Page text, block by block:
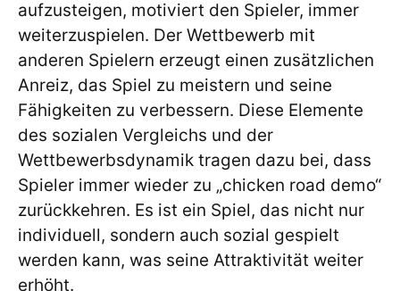
aufzusteigen, motiviert den Spieler, immer
weiterzuspielen. Der Wettbewerb mit
anderen Spielern erzeugt einen zusätzlichen
Anreiz, das Spiel zu meistern und seine
Fähigkeiten zu verbessern. Diese Elemente
des sozialen Vergleichs und der
Wettbewerbsdynamik tragen dazu bei, dass
Spieler immer wieder zu „chicken road demo“
zurückkehren. Es ist ein Spiel, das nicht nur
individuell, sondern auch sozial gespielt
werden kann, was seine Attraktivität weiter
erhöht.